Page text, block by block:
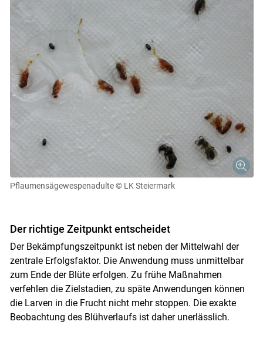
Pflaumensägewespenadulte © LK Steiermark
Der richtige Zeitpunkt entscheidet
Der Bekämpfungszeitpunkt ist neben der Mittelwahl der
zentrale Erfolgsfaktor. Die Anwendung muss unmittelbar
zum Ende der Blüte erfolgen. Zu frühe Maßnahmen
verfehlen die Zielstadien, zu späte Anwendungen können
die Larven in die Frucht nicht mehr stoppen. Die exakte
Beobachtung des Blühverlaufs ist daher unerlässlich.